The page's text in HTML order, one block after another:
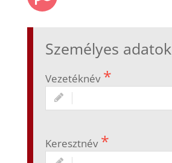
Személyes adatok
Vezetéknév
Keresztnév